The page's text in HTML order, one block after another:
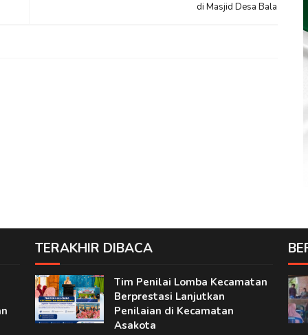
di Masjid Desa Bala
TERAKHIR DIBACA
Tim Penilai Lomba Kecamatan
Berprestasi Lanjutkan
Penilaian di Kecamatan
Asakota